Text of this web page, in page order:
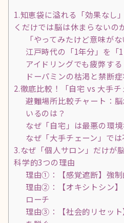
1.知恵袋に溢れる「効果なし
くだけでは脳は休まらないの
「やってみたけど意味が
江戸時代の「1年分」を「
アイドリングでも疲弊す
ドーパミンの枯渇と禁断
2.徹底比較！「自宅 vs 大手チ
避難場所比較チャート：
いるのは？
なぜ「自宅」は最悪の環
なぜ「大手チェーン」で
3.なぜ「個人サロン」だけが
科学的3つの理由
理由①：【感覚遮断】強
理由②：【オキシトシン
ローチ
理由③：【社会的リセット